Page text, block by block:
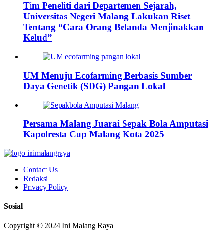
Tim Peneliti dari Departemen Sejarah,
Universitas Negeri Malang Lakukan Riset
Tentang “Cara Orang Belanda Menjinakkan
Kelud”
UM Menuju Ecofarming Berbasis Sumber
Daya Genetik (SDG) Pangan Lokal
Persama Malang Juarai Sepak Bola Amputasi
Kapolresta Cup Malang Kota 2025
Contact Us
Redaksi
Privacy Policy
Sosial
Copyright © 2024 Ini Malang Raya